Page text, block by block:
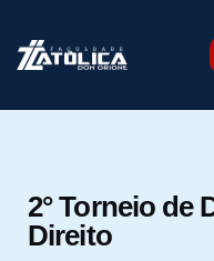
content
2° Torneio de
Direito